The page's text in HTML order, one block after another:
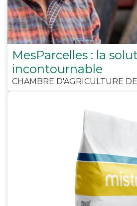
MesParcelles : la
incontournable
CHAMBRE D'AGRICULTURE